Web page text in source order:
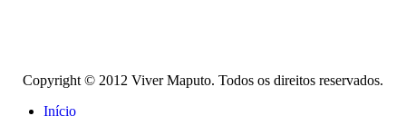
Copyright © 2012 Viver Maputo. Todos os direitos reservados.
Início